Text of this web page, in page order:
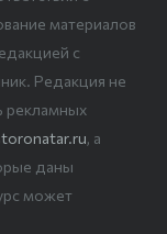
материалов
с
Редакция не
рекламных
, а
даны
может